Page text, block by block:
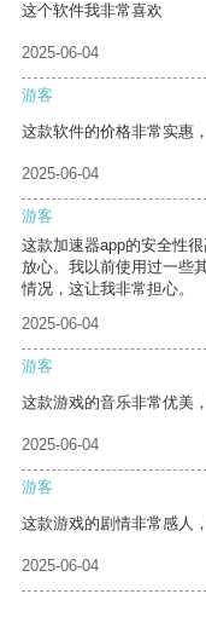
这个软件我非常喜欢
2025-06-04
游客
这款软件的价格非常实惠
2025-06-04
游客
这款加速器app的安全性
放心。我以前使用过一些
情况，这让我非常担心。
2025-06-04
游客
这款游戏的音乐非常优美
2025-06-04
游客
这款游戏的剧情非常感人
2025-06-04